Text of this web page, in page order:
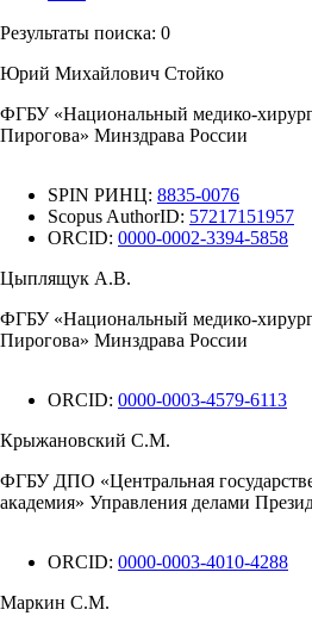
Результаты поиска: 0
Юрий Михайлович Стойко
ФГБУ «Национальный медико-
Пирогова» Минздрава России
SPIN РИНЦ: 8835-0076
Scopus AuthorID: 57217151957
ORCID: 0000-0002-3394-5858
Цыплящук А.В.
ФГБУ «Национальный медико-
Пирогова» Минздрава России
ORCID: 0000-0003-4579-6113
Крыжановский С.М.
ФГБУ ДПО «Центральная
академия» Управления делами
ORCID: 0000-0003-4010-4288
Маркин С.М.